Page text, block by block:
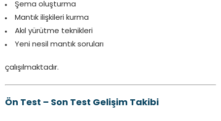
Şema oluşturma
Mantık ilişkileri kurma
Akıl yürütme teknikleri
Yeni nesil mantık soruları
çalışılmaktadır.
Ön Test – Son Test Gelişim Takibi